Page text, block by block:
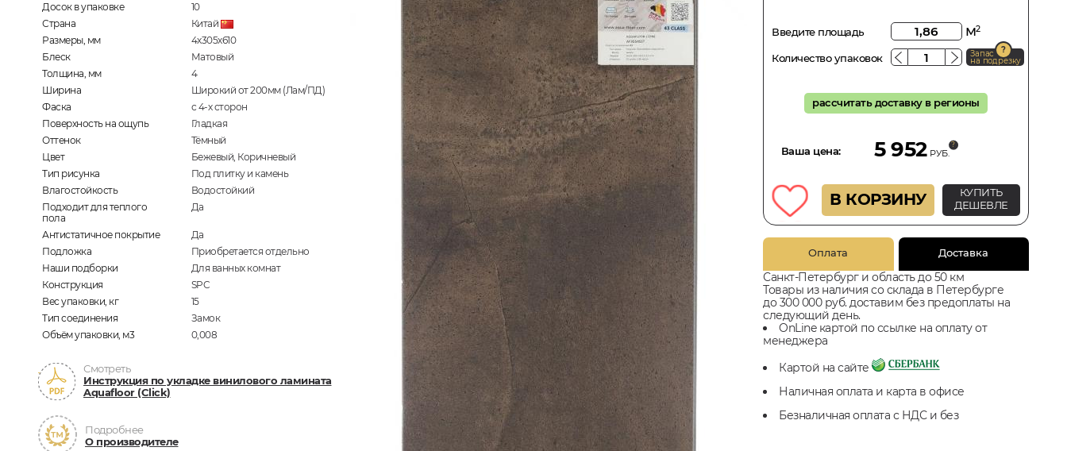
Досок в упаковке
10
Страна
Китай
Размеры, мм
4х305х610
Блеск
Матовый
Толщина, мм
4
Ширина
Широкий от 200мм (Лам/ПД)
Фаска
с 4-х сторон
Поверхность на ощупь
Гладкая
Оттенок
Тёмный
Цвет
Бежевый, Коричневый
Тип рисунка
Под плитку и камень
Влагостойкость
Водостойкий
Подходит для теплого
пола
Да
Антистатичное покрытие
Да
Подложка
Приобретается отдельно
Наши подборки
Для ванных комнат
Конструкция
SPC
Вес упаковки, кг
15
Тип соединения
Замок
Объём упаковки, м3
0,008
Смотреть
Инструкция по укладке винилового ламината
Aquafloor (Click)
Подробнее
О производителе
Введите площадь м2
Количество упаковок Запас
на подрезку
рассчитать доставку в регионы
Ваша цена: 5 952 РУБ.
В КОРЗИНУ
КУПИТЬ
ДЕШЕВЛЕ
Оплата Доставка
Санкт-Петербург и область до 50 км
Товары из наличия со склада в Петербурге
до 300 000 руб. доставим без предоплаты на
следующий день.
OnLine картой по ссылке на оплату от
менеджера
Картой на сайте
Наличная оплата и карта в офисе
Безналичная оплата с НДС и без